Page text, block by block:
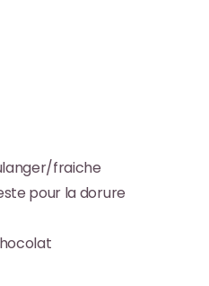
fraiche
pour la dorure